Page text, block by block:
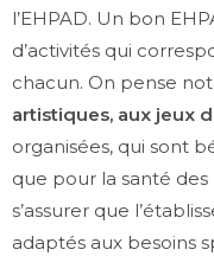
l’EHPAD. Un bon
d’activités qui
chacun. On pense
artistiques, aux jeux
organisées, qui sont
que pour la santé des
s’assurer que
adaptés aux besoins